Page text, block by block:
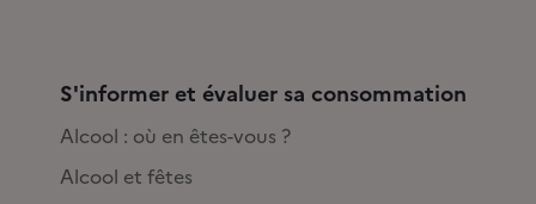
S'informer et évaluer sa consommation
Alcool : où en êtes-vous ?
Alcool et fêtes